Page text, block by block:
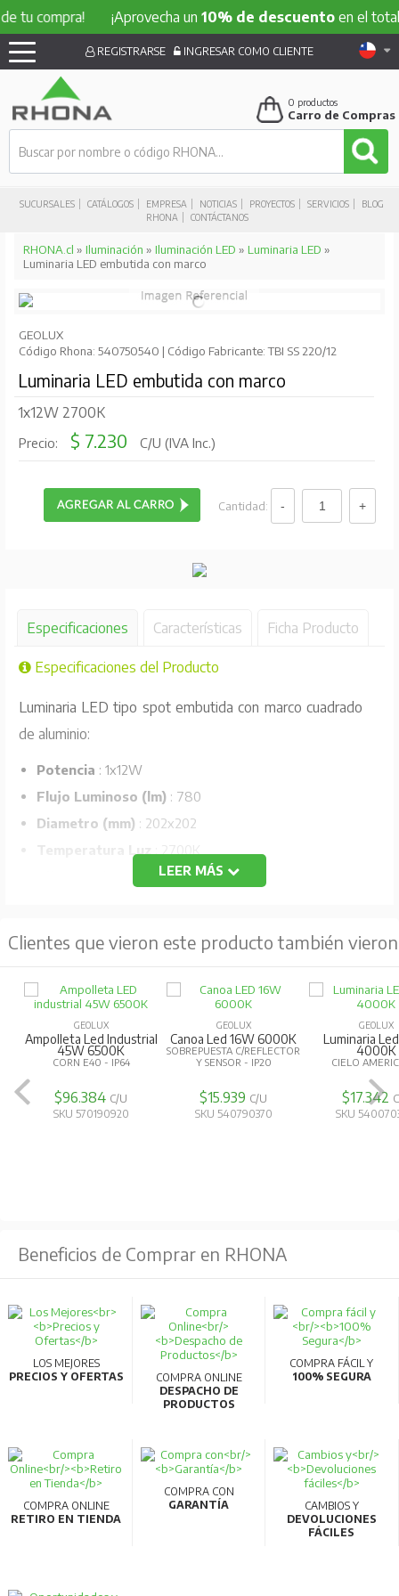
¡Aprovecha un10% de descuentoen el total de tu
SUCURSALES CATÁLOGOS EMPRESA NOTICIAS PROYECTOS SERVICIOS
BLOG
RHONA
CONTÁCTANOS
REGISTRARSE INGRESAR COMO CLIENTE
0 productos
Carro de Compras
RHONA.cl » Iluminación » Iluminación LED » Luminaria LED »
Luminaria LED embutida con marco
GEOLUX
Código Rhona: 540750540 | Código Fabricante: TBI SS 220/12
Luminaria LED embutida con marco
1x12W 2700K
Precio: $ 7.230 C/U (IVA Inc.)
Cantidad:
Especificaciones Características Ficha Producto
Especificaciones del Producto
Luminaria LED tipo spot embutida con marco cuadrado
de aluminio:
Potencia : 1x12W
Flujo Luminoso (lm): 780
Diametro (mm) : 202x202
Temperatura Luz
: 2700K
: 220-240V
LEER MÁS
Clientes que vieron este producto también vieron
GEOLUX
Ampolleta Led Industrial
45W 6500K
CORN E40 - IP64
$96.384 C/U
SKU 570190920
GEOLUX
Canoa Led 16W 6000K
SOBREPUESTA C/REFLECTOR
Y SENSOR - IP20
$15.939 C/U
SKU 540790370
GEOLUX
Luminaria
4000K
CIELO
$17.342
SKU
Beneficios de Comprar en RHONA
LOS MEJORES
PRECIOS Y OFERTAS
COMPRA ONLINE
DESPACHO DE
PRODUCTOS
COMPRA FÁCIL Y
100% SEGURA
COMPRA ONLINE
RETIRO EN TIENDA
COMPRA CON
GARANTÍA
CAMBIOS Y
DEVOLUCIONES
FÁCILES